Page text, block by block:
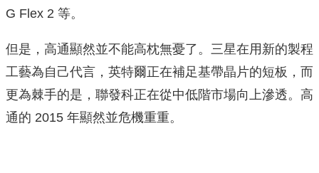
G Flex 2 等。
但是，高通顯然並不能高枕無憂了。三星在用新的製程
工藝為自己代言，英特爾正在補足基帶晶片的短板，而
更為棘手的是，聯發科正在從中低階市場向上滲透。高
通的 2015 年顯然並危機重重。